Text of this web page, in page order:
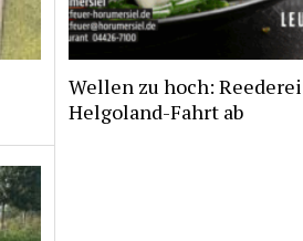
Wellen zu hoch:
Helgoland-Fahrt ab